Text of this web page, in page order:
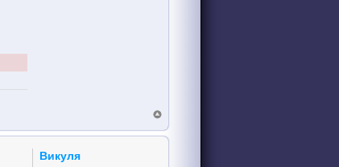
Викуля